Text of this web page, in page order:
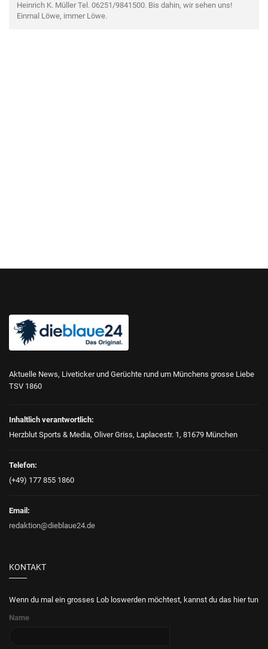
Heinrich K. Müller Tel. 06251/9841500. Bis dahin, wir sehen uns!
Einmal Löwe, immer Löwe.
Aktuelle News, Liveticker und Gerüchte rund um Münchens grosse Liebe
TSV 1860
Inhaltlich verantwortlich:
Herzblut Sports & Media, Oliver Griss, Laplacestr. 1, 81679 München
Telefon:
(+49) 177 855 1860
Email:
redaktion@dieblaue24.de
KONTAKT
Wenn du mal ein grosses Lob loswerden möchtest, kannst du das hier tun
Name